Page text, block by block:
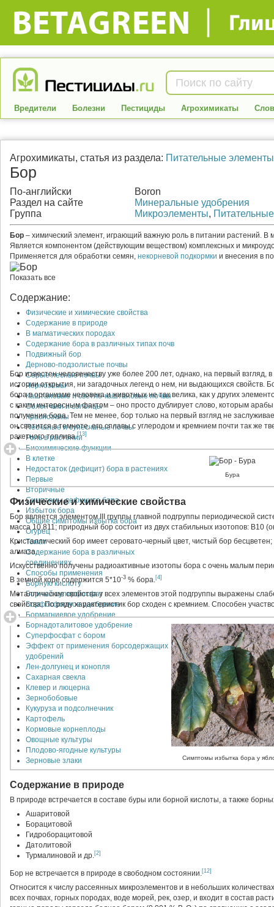
Вредители Болезни Пестициды Агрохимикаты
Агрохимикаты, статья из раздела: Питательные элементы
Бор
По-английски
Boron
Раздел на сайте
Минеральные удобрения
Группа
Микроэлементы,
Бор – химический элемент, играющий важную роль в питании растений. В
Является компонентом (действующим веществом) комплексных и
Применяется для обработки семян, некорневой подкормки и внесения в
Показать все
Содержание:
Физические и химические свойства
Содержание в природе
В магматических породах
Содержание бора в различных типах почв
Подвижный бор
Дерново-подзолистые почвы
Серые лесные почвы
Черноземы
Каштановые и светло-каштановые почвы
Солончаки и солонцы
Красноземы
Песчаные и супесчаные почвы
Роль в растении
Биохимические функции
В клетке
Недостаток (дефицит) бора в растениях
Первые
Вторичные
Симптомы дефицита бора
Избыток бора
Общие симптомы избытка бора
Огурец
Томат
Содержание бора в различных
соединениях
Способы применения
Борную кислоту
Борный суперфосфат
Борфосфорное удобрение
Бормагниевое удобрение
Борнадоталитовое удобрение
Суперфосфат с бором
Эффект от применения борсодержащих
удобрений
Лен-долгунец и конопля
Сахарная свекла
Клевер и люцерна
Зернобобовые
Кукуруза и подсолнечник
Картофель
Кормовые корнеплоды
Овощные культуры
Плодово-ягодные культуры
Зерновые злаки
Бор известен человечеству уже более 200 лет, однако, на первый взгляд,
истории открытия, ни загадочных легенд о нем, ни выдающихся свойств.
бора в организме человека и животных не так велика, как у других
с каким интересным фактом – оно просто дублирует слово, которым
получения бора. Тем не менее, бор только на первый взгляд не
он светится в темноте, его сплавы с углеродом и кремнием почти так же
ракетного топлива.[13]
Бура
Физические и химические свойства
Бор является элементом III группы главной подгруппы периодической
масса 10,811; природный бор состоит из двух стабильных изотопов: В10
Кристаллический бор имеет серовато-черный цвет, чистый бор
алмаза.
Искусственно получены радиоактивные изотопы бора с очень малым
В земной коре содержится 5*10-3 % бора.[4]
Металлические свойства у всех элементов этой подгруппы выражены
свойства. По ряду характеристик бор сходен с кремнием. Способен
Симптомы избытка бора у
Содержание в природе
В природе встречается в составе буры или борной кислоты, а также
Ашаритовой
Борацитовой
Гидроборацитовой
Датолитовой
Турмалиновой и др.[2]
Бор не встречается в природе в свободном состоянии.[12]
Относится к числу рассеянных микроэлементов и в небольших
всех почвах, горных породах, воде морей, рек, озер, и входит в состав